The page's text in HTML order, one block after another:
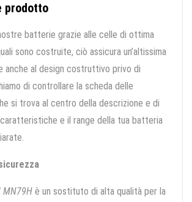
prodotto
batterie grazie alle celle di ottima
sono costruite, ciò assicura un’altissima
anche al design costruttivo privo di
di controllare la scheda delle
si trova al centro della descrizione e di
e il range della tua batteria
MN79H è un sostituto di alta qualità per la